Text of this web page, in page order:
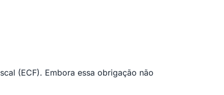
(ECF). Embora essa obrigação não